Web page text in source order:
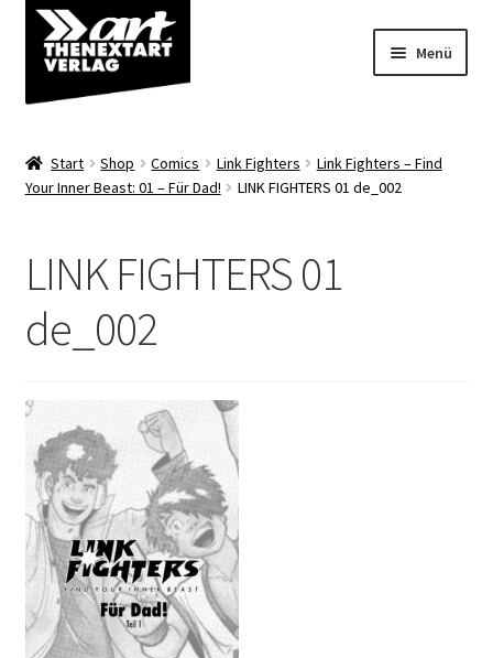
Zur
Navigation
springen
Zum
Inhalt
springen
Menü
Shop
Start Shop Comics Link Fighters
Link Fighters – Find
Your Inner Beast: 01 – Für Dad!
LINK FIGHTERS 01 de_002
LINK FIGHTERS 01
de_002